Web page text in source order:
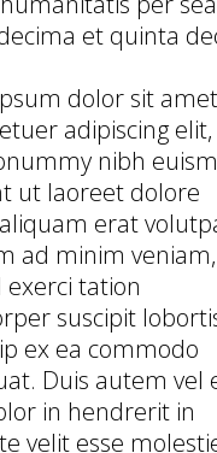
et quinta
dolor sit
adipiscing elit,
nibh
ut laoreet dolore
erat
ad minim
tation
suscipit
ex ea commodo
Duis autem vel
in hendrerit in
velit esse